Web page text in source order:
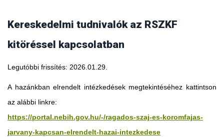
Kereskedelmi tudnivalók az RSZKF
kitöréssel kapcsolatban
Legutóbbi frissítés: 2026.01.29.
A hazánkban elrendelt intézkedések megtekintéséhez kattintson
az alábbi linkre:
https://portal.nebih.gov.hu/-/ragados-szaj-es-koromfajas-
jarvany-kapcsan-elrendelt-hazai-intezkedese